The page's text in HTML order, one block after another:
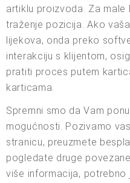
artiklu proizvoda. Za
traženje pozicija. Ako
lijekova, onda preko
interakciju s klijentom,
pratiti proces putem
karticama.
Spremni smo da Vam
mogućnosti. Pozivamo
stranicu, preuzmete
pogledate druge
više informacija,